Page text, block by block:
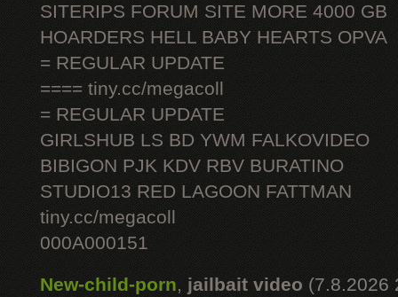
SITERIPS FORUM SITE MORE 4000 GB
HOARDERS HELL BABY HEARTS OPVA
= REGULAR UPDATE
==== tiny.cc/megacoll
= REGULAR UPDATE
GIRLSHUB LS BD YWM FALKOVIDEO
BIBIGON PJK KDV RBV BURATINO
STUDIO13 RED LAGOON FATTMAN
tiny.cc/megacoll
000A000151
New-child-porn, jailbait video (7.8.2026